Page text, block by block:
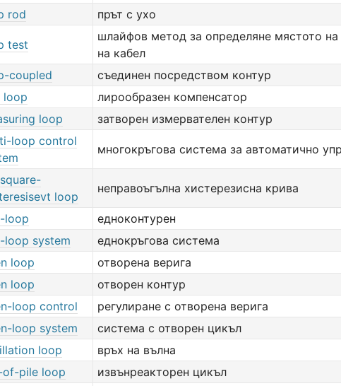
rod прът с ухо
test
шлайфов метод за определяне мястото на
на кабел
coupled
съединен посредством контур
loop
лирообразен компенсатор
loop затворен измервателен контур
loop control
многокръгова система за автоматично
loop
неправоъгълна хистерезисна крива
loop
едноконтурен
loop system
еднокръгова система
loop
отворена верига
loop
отворен контур
loop control
регулиране с отворена верига
loop system
система с отворен цикъл
loop
връх на вълна
pile loop извънреакторен цикъл